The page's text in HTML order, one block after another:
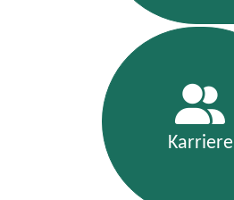
Karriere